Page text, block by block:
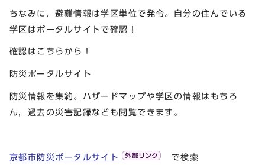
ちなみに，避難情報は学区単位で発令。自分の住んでいる
学区はポータルサイトで確認！
確認はこちらから！
防災ポータルサイト
防災情報を集約。ハザードマップや学区の情報はもちろ
ん，過去の災害記録なども閲覧できます。
京都市防災ポータルサイト で検索